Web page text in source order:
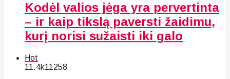
Kodėl valios jėga yra pervertinta
– ir kaip tikslą paversti žaidimu,
kurį norisi sužaisti iki galo
Hot
11.4k11258